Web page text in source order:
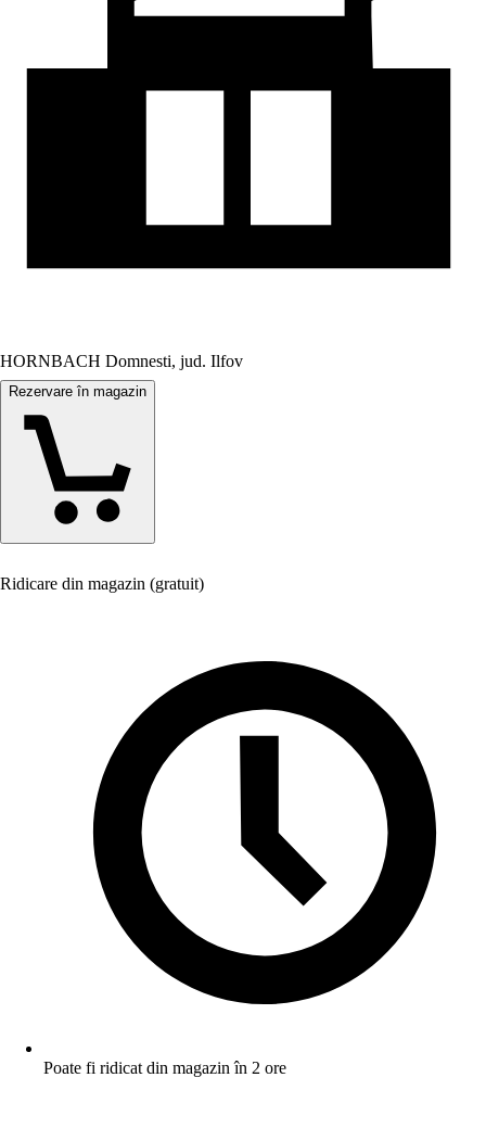
HORNBACH Domnesti, jud. Ilfov
Rezervare în magazin
Ridicare din magazin (gratuit)
Poate fi ridicat din magazin în 2 ore